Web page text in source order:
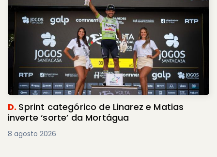
D. Sprint categórico de Linarez e Matias
inverte ‘sorte’ da Mortágua
8 agosto 2026